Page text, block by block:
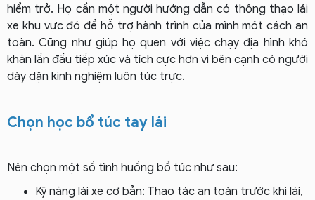
hiểm trở. Họ cần một người hướng dẫn có thông thạo lái
xe khu vực đó để hỗ trợ hành trình của mình một cách an
toàn. Cũng như giúp họ quen với việc chạy địa hình khó
khăn lần đầu tiếp xúc và tích cực hơn vì bên cạnh có người
dày dặn kinh nghiệm luôn túc trực.
Chọn học bổ túc tay lái
Nên chọn một số tình huống bổ túc như sau:
Kỹ năng lái xe cơ bản: Thao tác an toàn trước khi lái,